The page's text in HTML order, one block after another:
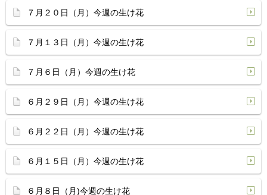
７月２０日（月）今週の生け花
７月１３日（月）今週の生け花
７月６日（月）今週の生け花
６月２９日（月）今週の生け花
６月２２日（月）今週の生け花
６月１５日（月）今週の生け花
６月８日（月)今週の生け花